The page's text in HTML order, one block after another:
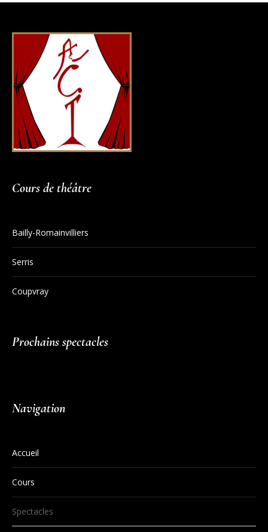
Cours de théâtre
Bailly-Romainvilliers
Serris
Coupvray
Prochains spectacles
Navigation
Accueil
Cours
Spectacles